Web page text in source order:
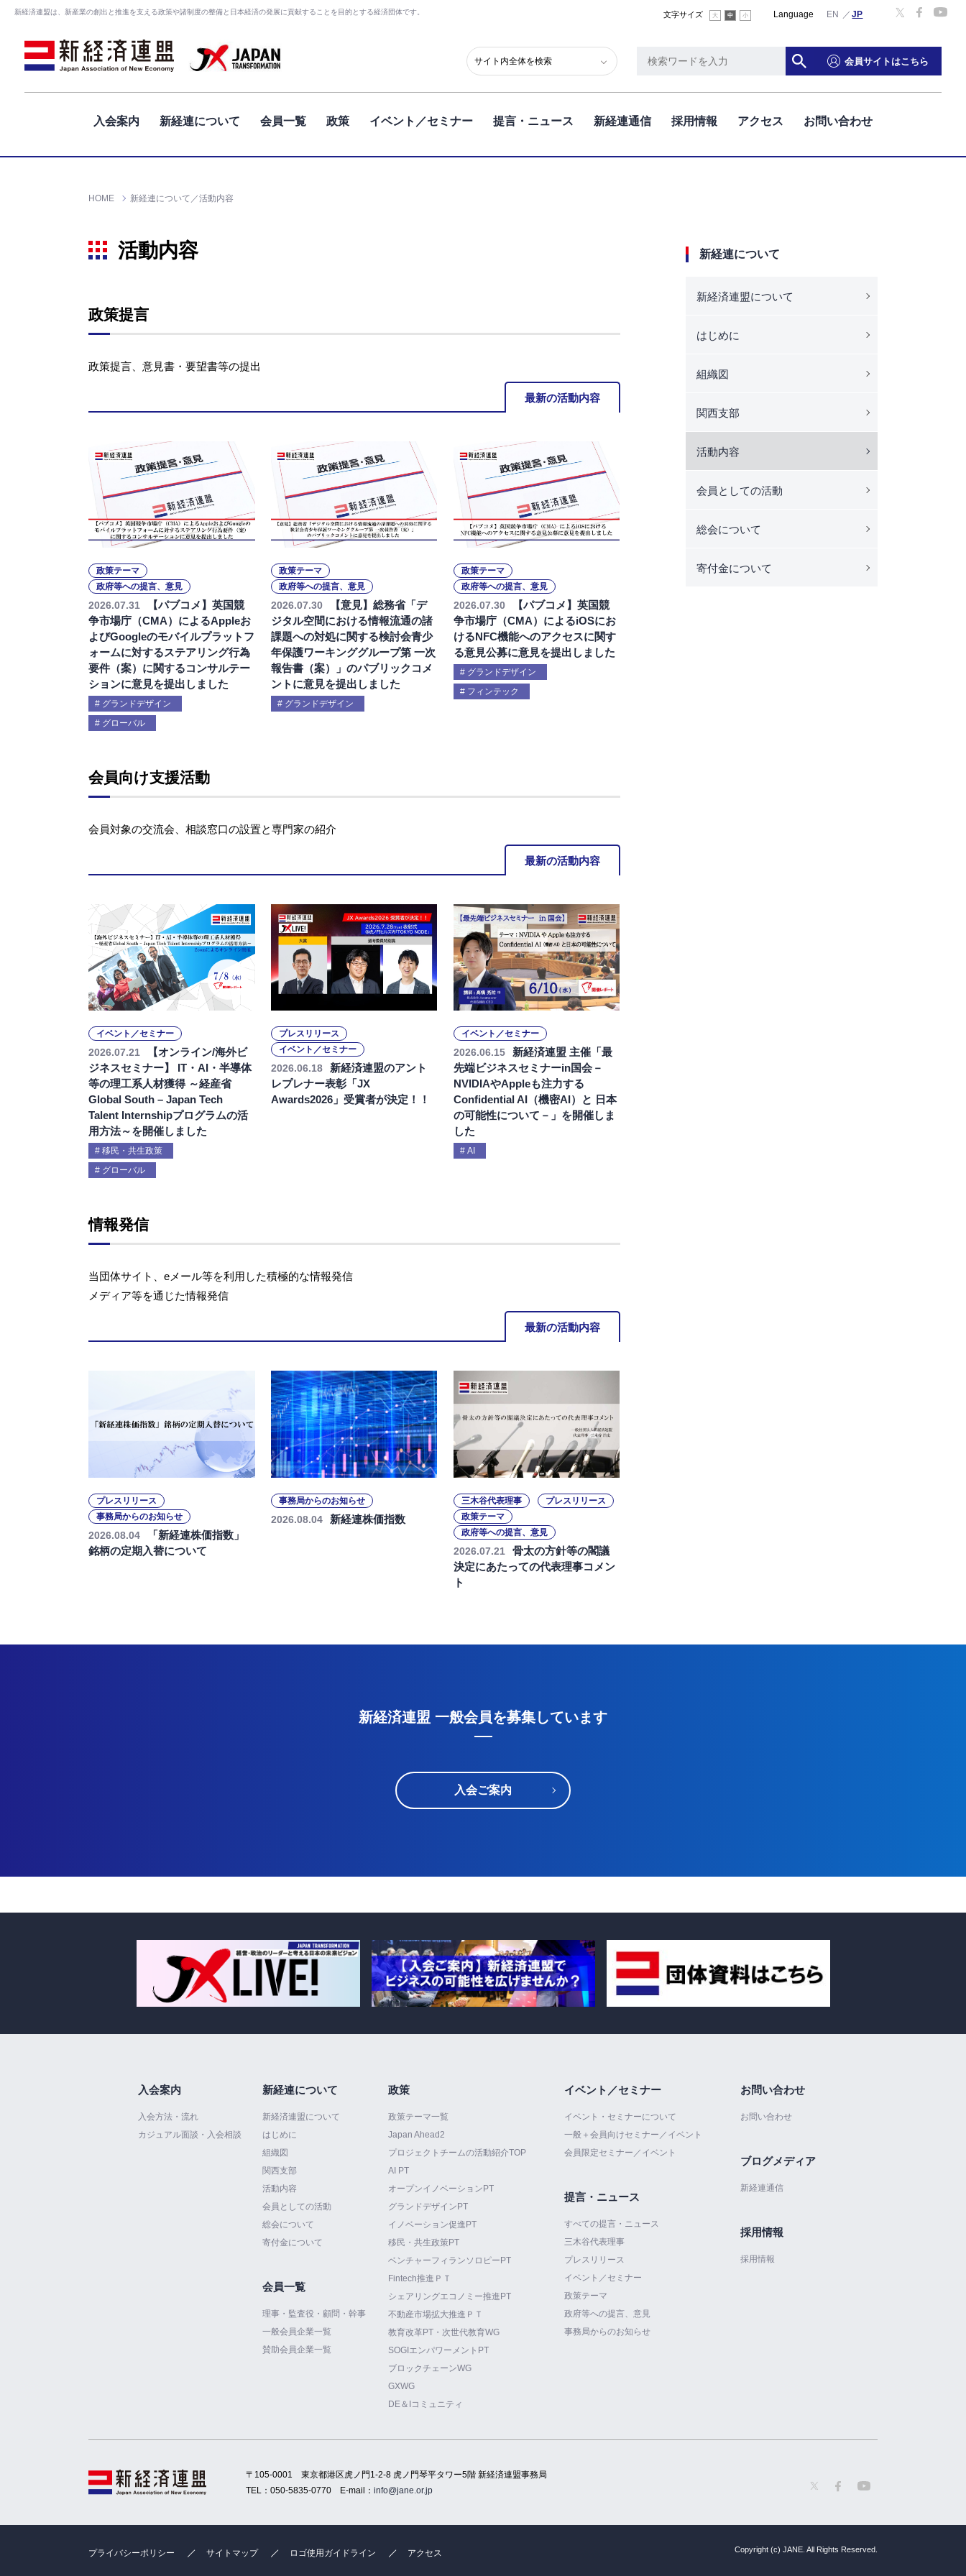
新経済連盟は、新産業の創出と推進を支える政策や諸制度の整備と日本経済の発展に貢献することを目的とする経済団体です。 文字サイズ 大 中 小 Language English
会員サイトはこちら
入会案内 新経連について 会員一覧 政策 イベント／セミナー 提言・ニュース 新経連通信 採用情報 アクセス お問い合わせ
HOME 新経連について／活動内容
活動内容
政策提言
政策提言、意見書・要望書等の提出
最新の活動内容
政策テーマ
政府等への提言、意見
2026.07.31
【パブコメ】英国競
争市場庁（CMA）によるAppleお
よびGoogleのモバイルプラットフ
ォームに対するステアリング行為
要件（案）に関するコンサルテー
ションに意見を提出しました
グランドデザイン
グローバル
政策テーマ
政府等への提言、意見
2026.07.30
【意見】総務省「デ
ジタル空間における情報流通の諸
課題への対処に関する検討会青少
年保護ワーキンググループ第 一次
報告書（案）」のパブリックコメ
ントに意見を提出しました
グランドデザイン
政策テーマ
政府等への提言、意見
2026.07.30
【パブコメ】英国競
争市場庁（CMA）によるiOSにお
けるNFC機能へのアクセスに関す
る意見公募に意見を提出しました
グランドデザイン
フィンテック
会員向け支援活動
会員対象の交流会、相談窓口の設置と専門家の紹介
最新の活動内容
イベント／セミナー
2026.07.21
【オンライン/海外ビ
ジネスセミナー】 IT・AI・半導体
等の理工系人材獲得 ～経産省
Global South – Japan Tech
Talent Internshipプログラムの活
用方法～を開催しました
移民・共生政策
グローバル
プレスリリース
イベント／セミナー
2026.06.18
新経済連盟のアント
レプレナー表彰「JX
Awards2026」受賞者が決定！！
イベント／セミナー
2026.06.15
新経済連盟 主催「最
先端ビジネスセミナーin国会－
NVIDIAやAppleも注力する
Confidential AI（機密AI）と 日本
の可能性について－」を開催しま
した
AI
情報発信
当団体サイト、eメール等を利用した積極的な情報発信
メディア等を通じた情報発信
最新の活動内容
プレスリリース
事務局からのお知らせ
2026.08.04
「新経連株価指数」
銘柄の定期入替について
事務局からのお知らせ
2026.08.04 新経連株価指数
三木谷代表理事
プレスリリース
政策テーマ
政府等への提言、意見
2026.07.21
骨太の方針等の閣議
決定にあたっての代表理事コメン
ト
新経連について
新経済連盟について
はじめに
組織図
関西支部
活動内容
会員としての活動
総会について
寄付金について
新経済連盟 一般会員を募集しています
入会ご案内
入会案内
入会方法・流れ
カジュアル面談・入会相談
新経連について
新経済連盟について
はじめに
組織図
関西支部
活動内容
会員としての活動
総会について
寄付金について
会員一覧
理事・監査役・顧問・幹事
一般会員企業一覧
賛助会員企業一覧
政策
政策テーマ一覧
Japan Ahead2
プロジェクトチームの活動紹介TOP
AI PT
オープンイノベーションPT
グランドデザインPT
イノベーション促進PT
移民・共生政策PT
ベンチャーフィランソロピーPT
Fintech推進ＰＴ
シェアリングエコノミー推進PT
不動産市場拡大推進ＰＴ
教育改革PT・次世代教育WG
SOGIエンパワーメントPT
ブロックチェーンWG
GXWG
DE＆Iコミュニティ
イベント／セミナー
イベント・セミナーについて
一般＋会員向けセミナー／イベント
会員限定セミナー／イベント
提言・ニュース
すべての提言・ニュース
三木谷代表理事
プレスリリース
イベント／セミナー
政策テーマ
政府等への提言、意見
事務局からのお知らせ
お問い合わせ
お問い合わせ
ブログメディア
新経連通信
採用情報
採用情報
〒105-0001 東京都港区虎ノ門1-2-8 虎ノ門琴平タワー5階 新経済連盟事務局
TEL： 050-5835-0770E-mail： info@jane.or.jp
プライバシーポリシー サイトマップ ロゴ使用ガイドライン アクセス Copyright (c) JANE. All Rights Reserved.